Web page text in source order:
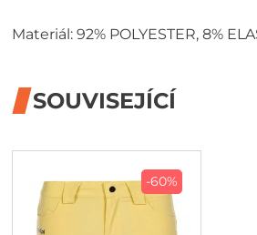
Materiál: 92% POLYESTER, 8%
SOUVISEJÍCÍ
-60%